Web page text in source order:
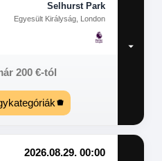
Selhurst Park
Egyesült Királyság, London
200 €-tól
2026.08.29. 00:00